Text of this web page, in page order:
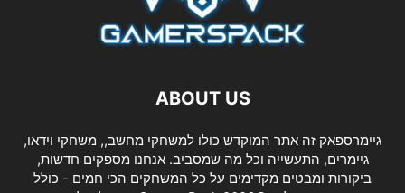
ABOUT US
גיימרספאק זה אתר המוקדש כולו למשחקי מחשב,, משחקי וידאו,
גיימרים, התעשייה וכל מה שמסביב. אנחנו מספקים חדשות,
ביקורות ומבטים מקדימים על כל המשחקים הכי חמים - כולל